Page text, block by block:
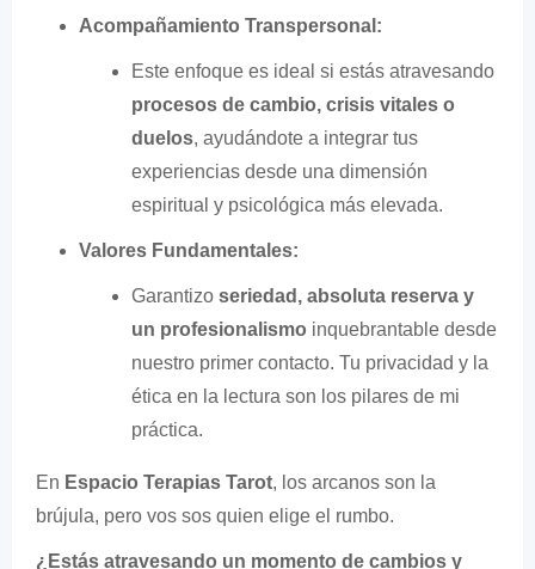
Acompañamiento Transpersonal:
Este enfoque es ideal si estás atravesando
procesos de cambio, crisis vitales o
duelos, ayudándote a integrar tus
experiencias desde una dimensión
espiritual y psicológica más elevada.
Valores Fundamentales:
Garantizo seriedad, absoluta reserva y
un profesionalismo inquebrantable desde
nuestro primer contacto. Tu privacidad y la
ética en la lectura son los pilares de mi
práctica.
En Espacio Terapias Tarot, los arcanos son la
brújula, pero vos sos quien elige el rumbo.
¿Estás atravesando un momento de cambios y